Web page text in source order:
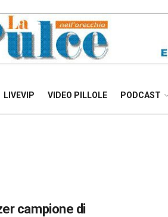
LIVEVIP VIDEO PILLOLE PODCAST
campione di